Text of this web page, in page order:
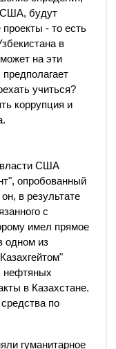
США, будут
- то есть
в
на эти
учиться?
коррупция и
власти США
опробованный
в результате
с
имел прямое
одном из
нефтяных
в Казахстане.
по
гуманитарное